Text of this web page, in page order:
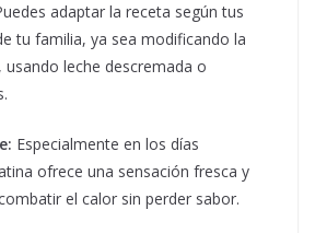
adaptar la receta según tus
tu familia, ya sea modificando la
usando leche descremada o
Especialmente en los días
ofrece una sensación fresca y
el calor sin perder sabor.